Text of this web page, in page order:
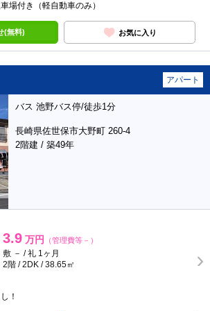
場付き（軽自動車のみ）
(無料) お気に入り
アパート
バス 池野バス停/徒歩1分
長崎県佐世保市大野町 260-4
2階建 / 築49年
3.9 万円 （管理費等－）
敷 － / 礼 1ヶ月
2階 / 2DK / 38.65㎡
！